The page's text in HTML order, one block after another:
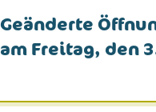
Geänderte
am Freitag, den